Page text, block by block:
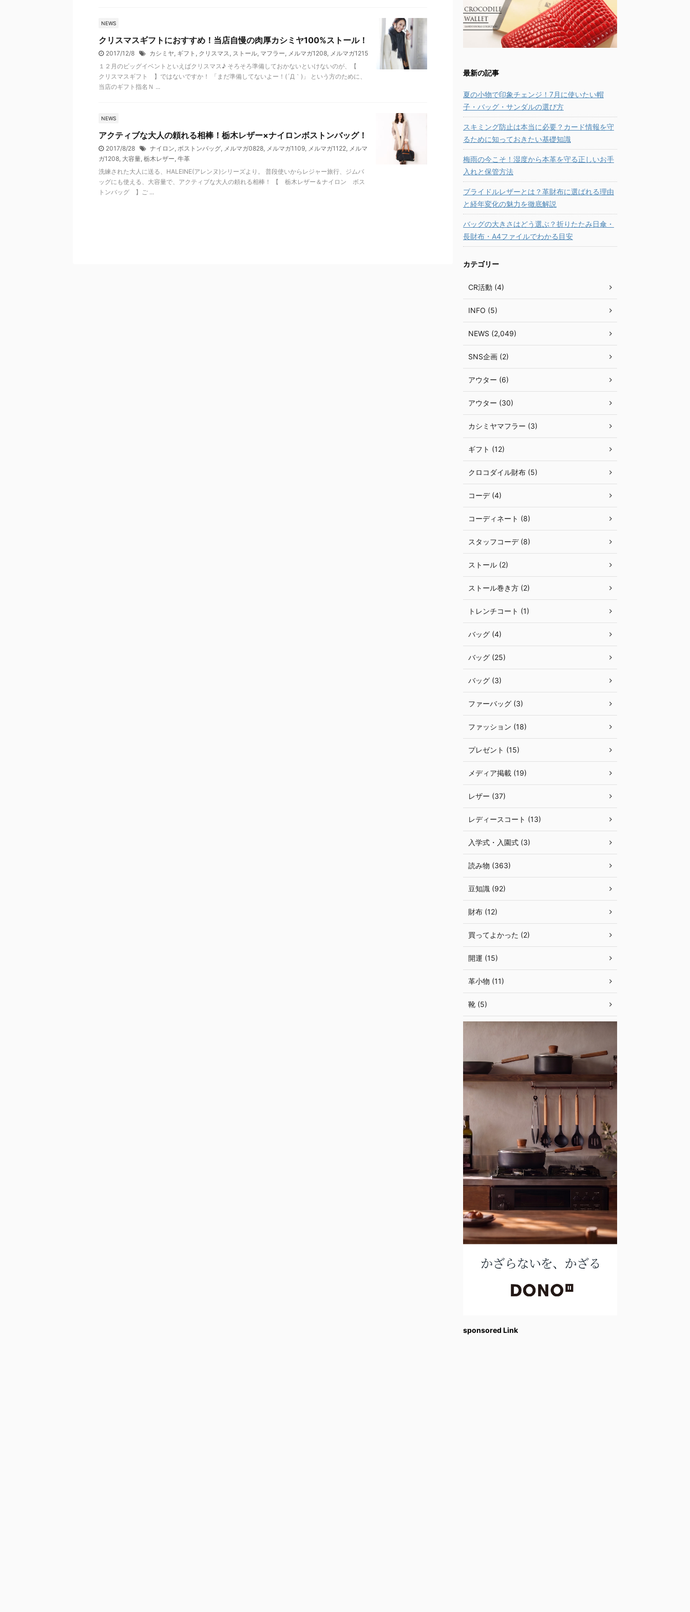
NEWS
クリスマスギフトにおすすめ！当店自慢の肉厚カシミヤ100%ストール！
2017/12/8 カシミヤ, ギフト , クリスマス, ストール, マフラー, メルマガ1208, メルマガ1215
１２月のビッグイベントといえばクリスマス♪ そろそろ準備しておかないといけないのが、【
クリスマスギフト 】ではないですか！ 「まだ準備してないよー！(´Д｀)」 という方のために、
当店のギフト指名Ｎ ...
NEWS
アクティブな大人の頼れる相棒！栃木レザー×ナイロンボストンバッグ！
2017/8/28 ナイロン, ボストンバッグ, メルマガ0828, メルマガ1109, メルマガ1122, メルマ
ガ1208, 大容量, 栃木レザー, 牛革
洗練された大人に送る、HALEINE(アレンヌ)シリーズより。 普段使いからレジャー旅行、ジムバ
ッグにも使える、大容量で、アクティブな大人の頼れる相棒！ 【 栃木レザー＆ナイロン ボス
トンバッグ 】ご ...
最新の記事
夏の小物で印象チェンジ！7月に使いたい帽
子・バッグ・サンダルの選び方
スキミング防止は本当に必要？カード情報を守
るために知っておきたい基礎知識
梅雨の今こそ！湿度から本革を守る正しいお手
入れと保管方法
ブライドルレザーとは？革財布に選ばれる理由
と経年変化の魅力を徹底解説
バッグの大きさはどう選ぶ？折りたたみ日傘・
長財布・A4ファイルでわかる目安
カテゴリー
CR活動 (4)
INFO (5)
NEWS (2,049)
SNS企画 (2)
アウター (6)
アウター (30)
カシミヤマフラー (3)
ギフト (12)
クロコダイル財布 (5)
コーデ (4)
コーディネート (8)
スタッフコーデ (8)
ストール (2)
ストール巻き方 (2)
トレンチコート (1)
バッグ (4)
バッグ (25)
バッグ (3)
ファーバッグ (3)
ファッション (18)
プレゼント (15)
メディア掲載 (19)
レザー (37)
レディースコート (13)
入学式・入園式 (3)
読み物 (363)
豆知識 (92)
財布 (12)
買ってよかった (2)
開運 (15)
革小物 (11)
靴 (5)
sponsored Link